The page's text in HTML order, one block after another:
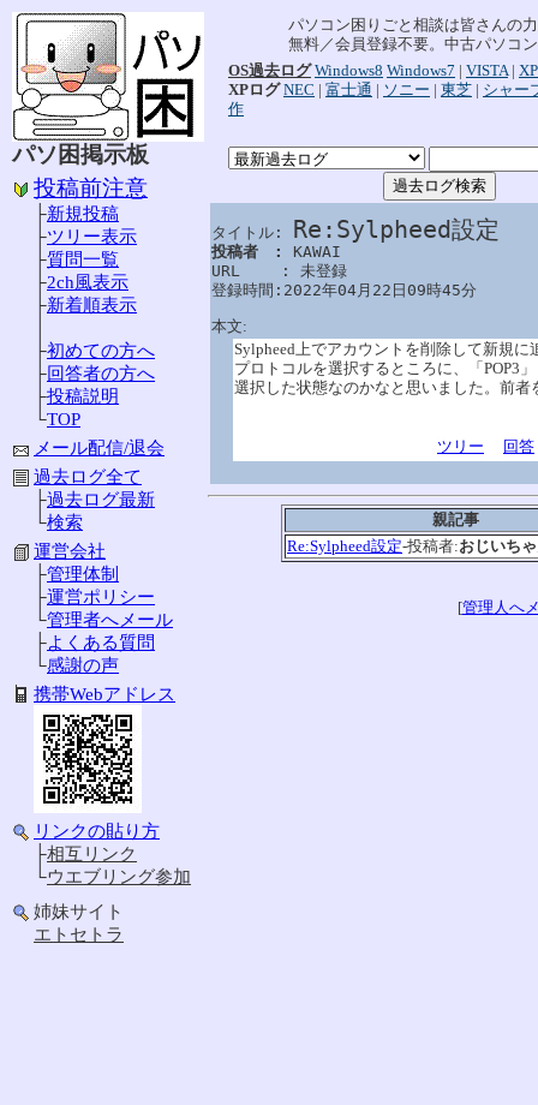
パソ困掲示板
投稿前注意
├新規投稿
├ツリー表示
├質問一覧
├2ch風表示
├新着順表示
├初めての方へ
├回答者の方へ
├投稿説明
└TOP
メール配信/退会
過去ログ全て
├過去ログ最新
└検索
運営会社
├管理体制
├運営ポリシー
└管理者へメール
├よくある質問
└感謝の声
携帯Webアドレス
リンクの貼り方
├相互リンク
└ウエブリング参加
姉妹サイト
エトセトラ
パソコン困りごと相談は皆さんの
無料／会員登録不要。中古パソコ
OS過去ログ Windows8 Windows7 | VISTA| XP
XPログ NEC | 富士通 | ソニー | 東芝 | シャー
作
タイトル: Re:Sylpheed設定
投稿者　: KAWAI
URL　　 : 未登録
登録時間:2022年04月22日09時45分
本文:
Sylpheed上でアカウントを削除して新規
プロトコルを選択するところに、「POP3
選択した状態なのかなと思いました。前
ツリー 回答
親記事
Re:Sylpheed設定-投稿者:おじいち
[管理人へ